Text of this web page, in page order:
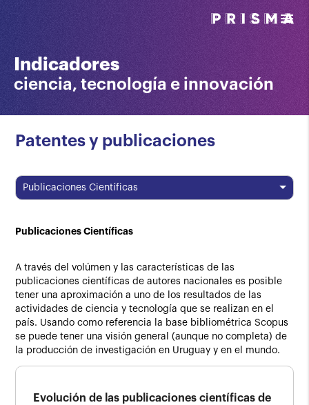
menu
Indicadores
ciencia, tecnología e innovación
Patentes y publicaciones
Publicaciones Científicas
Publicaciones Científicas
A través del volúmen y las características de las
publicaciones científicas de autores nacionales es posible
tener una aproximación a uno de los resultados de las
actividades de ciencia y tecnología que se realizan en el
país. Usando como referencia la base bibliométrica Scopus
se puede tener una visión general (aunque no completa) de
la producción de investigación en Uruguay y en el mundo.
Evolución de las publicaciones científicas de